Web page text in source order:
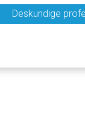
Deskundige